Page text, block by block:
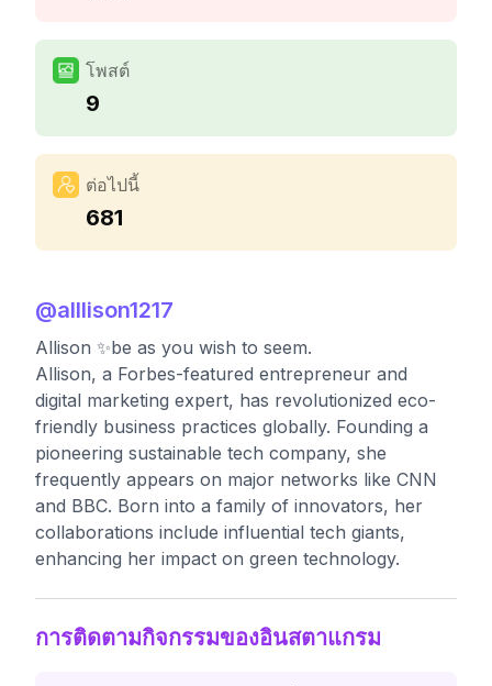
โพสต์
9
ต่อไปนี้
681
@alllison1217
Allison ✨be as you wish to seem.
Allison, a Forbes-featured entrepreneur and
digital marketing expert, has revolutionized eco-
friendly business practices globally. Founding a
pioneering sustainable tech company, she
frequently appears on major networks like CNN
and BBC. Born into a family of innovators, her
collaborations include influential tech giants,
enhancing her impact on green technology.
การติดตามกิจกรรมของอินสตาแกรม